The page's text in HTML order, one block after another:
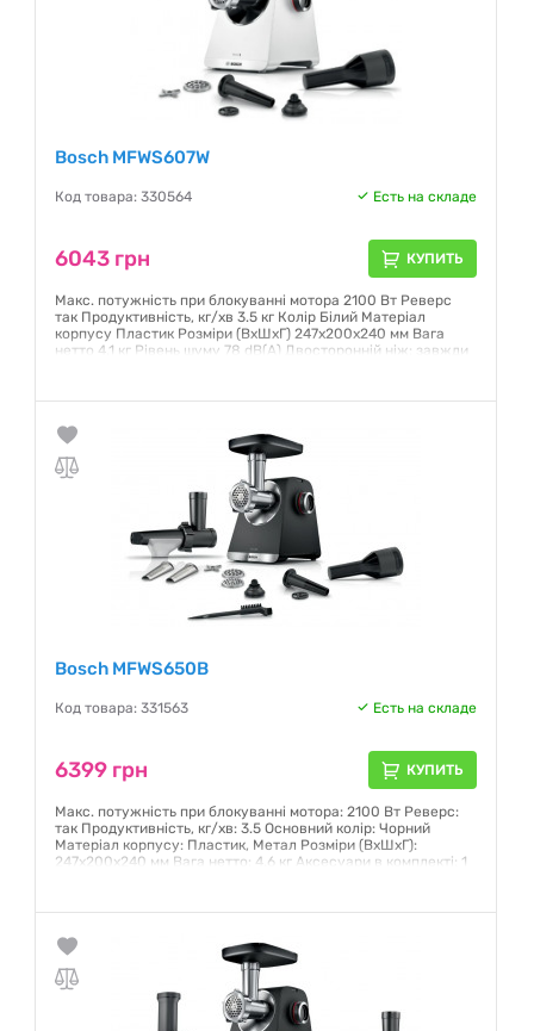
Bosch MFWS607W
Код товара: 330564 Есть на складе
6043 грн КУПИТЬ
Макс. потужність при блокуванні мотора 2100 Вт Реверс
так Продуктивність, кг/хв 3.5 кг Колір Білий Матеріал
корпусу Пластик Розміри (ВхШхГ) 247x200x240 мм Вага
нетто 4.1 кг Рівень шуму 78 dB(A) Двосторонній ніж: завжди
Гарантия:12 месяцев
Bosch MFWS650B
Код товара: 331563 Есть на складе
6399 грн КУПИТЬ
Макс. потужність при блокуванні мотора: 2100 Вт Реверс:
так Продуктивність, кг/хв: 3.5 Основний колір: Чорний
Матеріал корпусу: Пластик, Метал Розміри (ВхШхГ):
247x200x240 мм Вага нетто: 4.6 кг Аксесуари в комплекті: 1